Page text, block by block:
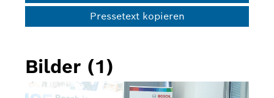
Pressetext kopieren
Bilder (1)